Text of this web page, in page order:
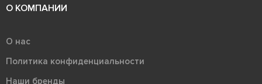
О КОМПАНИИ
О нас
Политика конфиденциальности
Наши бренды